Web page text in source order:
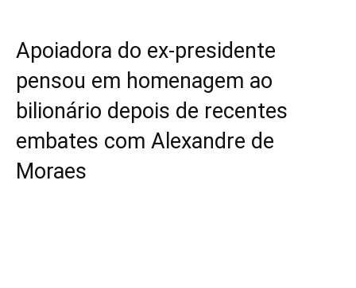
Apoiadora do ex-presidente
pensou em homenagem ao
bilionário depois de recentes
embates com Alexandre de
Moraes